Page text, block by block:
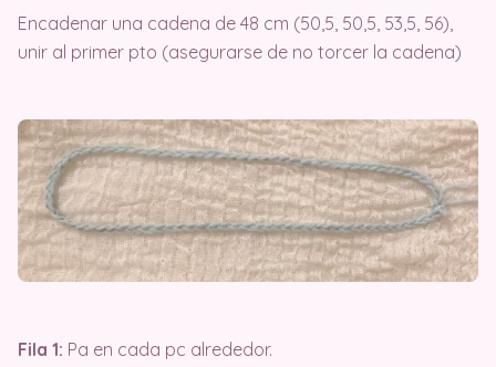
Encadenar una cadena de 48 cm (50,5, 50,5, 53,5, 56),
unir al primer pto (asegurarse de no torcer la cadena)
Fila 1: Pa en cada pc alrededor.